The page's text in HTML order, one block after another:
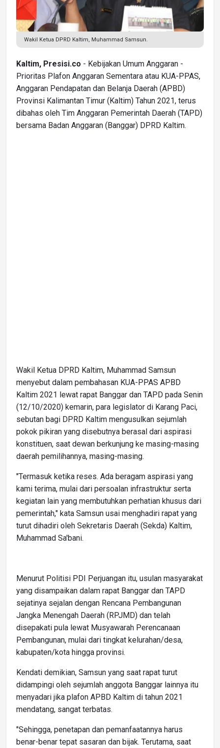
Wakil Ketua DPRD Kaltim, Muhammad Samsun.
Kaltim, Presisi.co - Kebijakan Umum Anggaran -
Prioritas Plafon Anggaran Sementara atau KUA-PPAS,
Anggaran Pendapatan dan Belanja Daerah (APBD)
Provinsi Kalimantan Timur (Kaltim) Tahun 2021, terus
dibahas oleh Tim Anggaran Pemerintah Daerah (TAPD)
bersama Badan Anggaran (Banggar) DPRD Kaltim.
Wakil Ketua DPRD Kaltim, Muhammad Samsun
menyebut dalam pembahasan KUA-PPAS APBD
Kaltim 2021 lewat rapat Banggar dan TAPD pada Senin
(12/10/2020) kemarin, para legislator di Karang Paci,
sebutan bagi DPRD Kaltim mengusulkan sejumlah
pokok pikiran yang disebutnya berasal dari aspirasi
konstituen, saat dewan berkunjung ke masing-masing
daerah pemilihannya, masing-masing.
"Termasuk ketika reses. Ada beragam aspirasi yang
kami terima, mulai dari persoalan infrastruktur serta
kegiatan lain yang membutuhkan perhatian khusus dari
pemerintah," kata Samsun usai menghadiri rapat yang
turut dihadiri oleh Sekretaris Daerah (Sekda) Kaltim,
Muhammad Sa'bani.
Menurut Politisi PDI Perjuangan itu, usulan masyarakat
yang disampaikan dalam rapat Banggar dan TAPD
sejatinya sejalan dengan Rencana Pembangunan
Jangka Menengah Daerah (RPJMD) dan telah
disepakati pula lewat Musyawarah Perencanaan
Pembangunan, mulai dari tingkat kelurahan/desa,
kabupaten/kota hingga provinsi.
Kendati demikian, Samsun yang saat rapat turut
didampingi oleh sejumlah anggota Banggar lainnya itu
menyadari jika plafon APBD Kaltim di tahun 2021
mendatang, sangat terbatas.
"Sehingga, penetapan dan pemanfaatannya harus
benar-benar tepat sasaran dan bijak. Terutama, saat